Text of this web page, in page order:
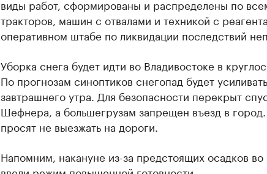
виды работ, сформированы и распределены по
тракторов, машин с отвалами и техникой с
оперативном штабе по ликвидации последствий
Уборка снега будет идти во Владивостоке в
По прогнозам синоптиков снегопад будет
завтрашнего утра. Для безопасности перекрыт
Шефнера, а большегрузам запрещен въезд в
просят не выезжать на дороги.
Напомним, накануне из-за предстоящих осадков во